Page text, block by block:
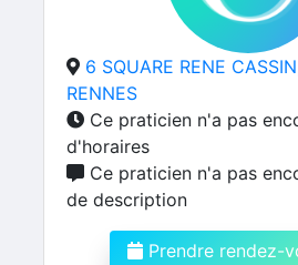
6 SQUARE RENE
RENNES
Ce praticien n'a pas
d'horaires
Ce praticien n'a pas
de description
Prendre rendez-